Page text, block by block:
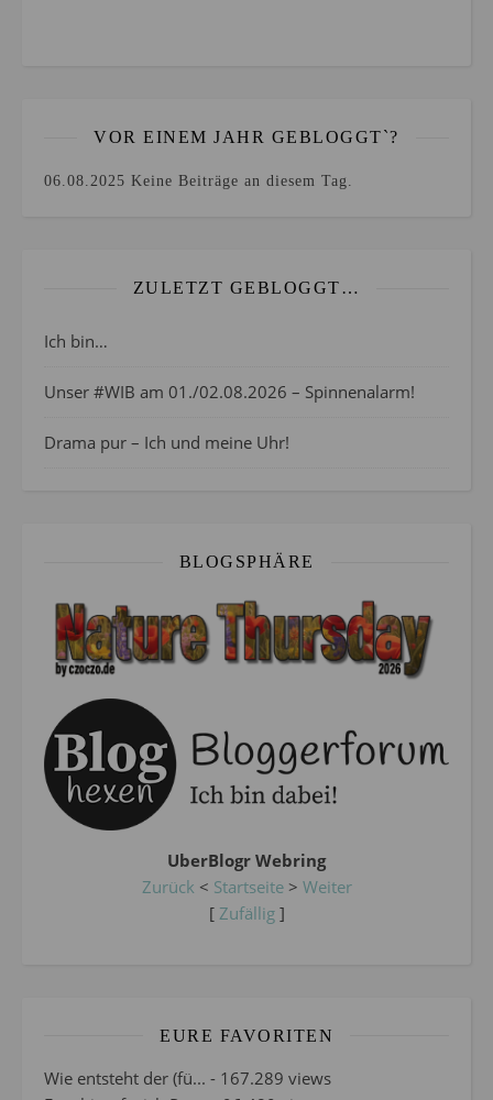
VOR EINEM JAHR GEBLOGGT`?
06.08.2025 Keine Beiträge an diesem Tag.
ZULETZT GEBLOGGT…
Ich bin…
Unser #WIB am 01./02.08.2026 – Spinnenalarm!
Drama pur – Ich und meine Uhr!
BLOGSPHÄRE
UberBlogr Webring
Zurück < Startseite> Weiter
[ Zufällig]
EURE FAVORITEN
Wie entsteht der (fü... - 167.289 views